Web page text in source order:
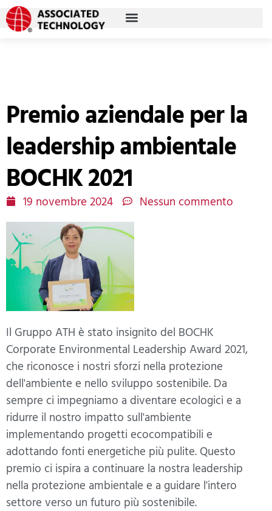
Vai
al
Premio aziendale per la
leadership ambientale
BOCHK 2021
19 novembre 2024 Nessun commento
Il Gruppo ATH è stato insignito del BOCHK
Corporate Environmental Leadership Award 2021,
che riconosce i nostri sforzi nella protezione
dell'ambiente e nello sviluppo sostenibile. Da
sempre ci impegniamo a diventare ecologici e a
ridurre il nostro impatto sull'ambiente
implementando progetti ecocompatibili e
adottando fonti energetiche più pulite. Questo
premio ci ispira a continuare la nostra leadership
nella protezione ambientale e a guidare l'intero
settore verso un futuro più sostenibile.